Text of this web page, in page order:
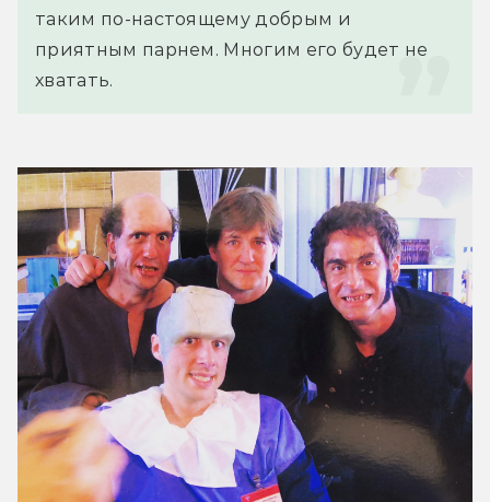
таким по-настоящему добрым и
приятным парнем. Многим его будет не
хватать.